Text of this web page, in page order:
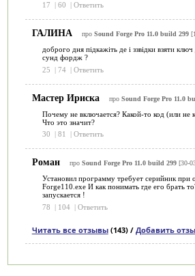
17
60 Ответить
ГАЛИНА про Sound Forge Pro 11.0 build 299
доброго дня підкажіть де і ззвідки взяти
сунд фордж ?
25
| 74 | Ответить
Мастер Ириска про Sound Forge Pro 11.0
Почему не включается? Какой-то код (или не
Что это значит?
30
81 Ответить
Роман про Sound Forge Pro 11.0 build 299[30-
Установил программу требует серийник при
Forge110.exe И как понимать где его брать
запускается !
78
| 104 | Ответить
Читать все отзывы(143) / Добавить